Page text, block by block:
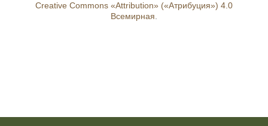
Creative Commons «Attribution» («Атрибуция») 4.0
Всемирная